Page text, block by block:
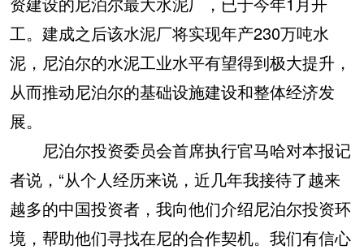
工。建成之后该水泥厂将实现年产230万吨水
泥，尼泊尔的水泥工业水平有望得到极大提升，
从而推动尼泊尔的基础设施建设和整体经济发
展。
尼泊尔投资委员会首席执行官马哈对本报记
者说，“从个人经历来说，近几年我接待了越来
越多的中国投资者，我向他们介绍尼泊尔投资环
境，帮助他们寻找在尼的合作契机。我们有信心